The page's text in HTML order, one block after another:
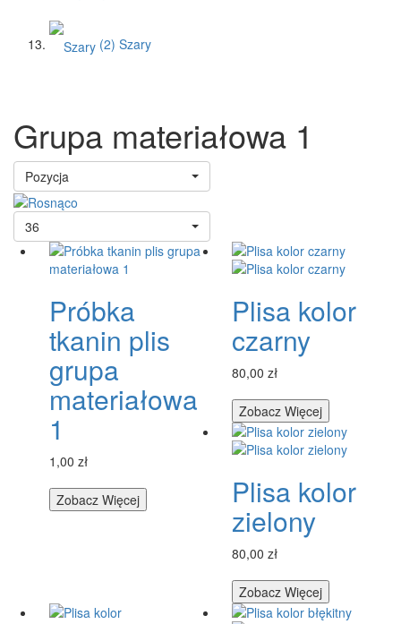
(2) Szary
Grupa materiałowa 1
Pozycja
36
Próbka
tkanin plis
grupa
materiałowa
1
1,00 zł
Zobacz Więcej
Plisa kolor
czarny
80,00 zł
Zobacz Więcej
Plisa kolor
zielony
80,00 zł
Zobacz Więcej